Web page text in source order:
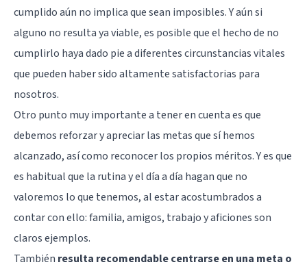
cumplido aún no implica que sean imposibles. Y aún si
alguno no resulta ya viable, es posible que el hecho de no
cumplirlo haya dado pie a diferentes circunstancias vitales
que pueden haber sido altamente satisfactorias para
nosotros.
Otro punto muy importante a tener en cuenta es que
debemos reforzar y apreciar las metas que sí hemos
alcanzado, así como reconocer los propios méritos. Y es que
es habitual que la rutina y el día a día hagan que no
valoremos lo que tenemos, al estar acostumbrados a
contar con ello: familia, amigos, trabajo y aficiones son
claros ejemplos.
También resulta recomendable centrarse en una meta o